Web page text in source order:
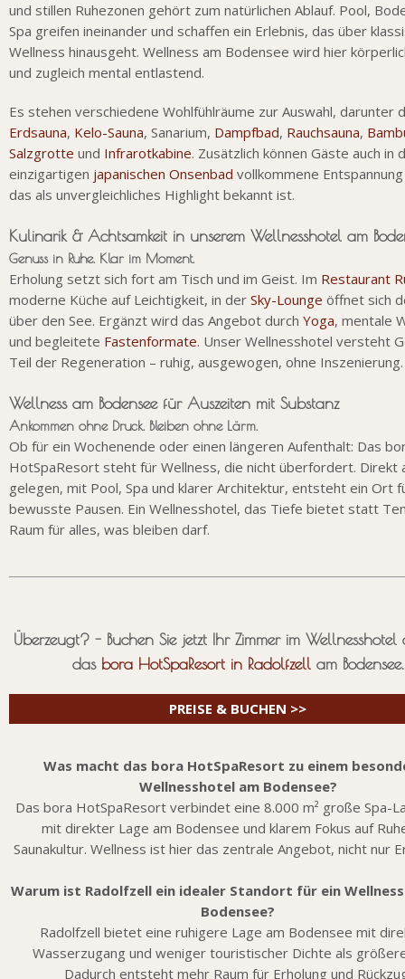
und stillen Ruhezonen gehört zum natürlichen Ablauf. Pool,
Spa greifen ineinander und schaffen ein Erlebnis, das über
Wellness hinausgeht. Wellness am Bodensee wird hier
und zugleich mental entlastend.
Es stehen verschiedene Wohlfühlräume zur Auswahl, darunter
Erdsauna, Kelo-Sauna, Sanarium, Dampfbad, Rauchsauna,
Salzgrotte und Infrarotkabine. Zusätzlich können Gäste auch in
einzigartigen japanischen Onsenbad vollkommene
das als unvergleichliches Highlight bekannt ist.
Kulinarik & Achtsamkeit in unserem Wellnesshotel am
Genuss in Ruhe. Klar im Moment.
Erholung setzt sich fort am Tisch und im Geist. Im Restaurant
moderne Küche auf Leichtigkeit, in der Sky-Lounge öffnet sich
über den See. Ergänzt wird das Angebot durch Yoga, mentale
und begleitete Fastenformate. Unser Wellnesshotel versteht
Teil der Regeneration – ruhig, ausgewogen, ohne Inszenierung.
Wellness am Bodensee für Auszeiten mit Substanz
Ankommen ohne Druck. Bleiben ohne Lärm.
Ob für ein Wochenende oder einen längeren Aufenthalt: Das
HotSpaResort steht für Wellness, die nicht überfordert. Direkt
gelegen, mit Pool, Spa und klarer Architektur, entsteht ein Ort
bewusste Pausen. Ein Wellnesshotel, das Tiefe bietet statt
Raum für alles, was bleiben darf.
Überzeugt? - Buchen Sie jetzt Ihr Zimmer im Wellnesshotel
das bora HotSpaResort in Radolfzell am Bodensee.
PREISE & BUCHEN >>
Was macht das bora HotSpaResort zu einem
Wellnesshotel am Bodensee?
Das bora HotSpaResort verbindet eine 8.000 m² große Spa-
mit direkter Lage am Bodensee und klarem Fokus auf
Saunakultur. Wellness ist hier das zentrale Angebot, nicht nur
Warum ist Radolfzell ein idealer Standort für ein
Bodensee?
Radolfzell bietet eine ruhigere Lage am Bodensee mit
Wasserzugang und weniger touristischer Dichte als
Dadurch entsteht mehr Raum für Erholung und